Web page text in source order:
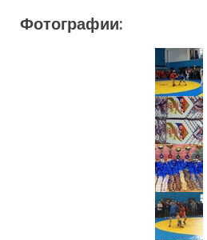
Фотографии: